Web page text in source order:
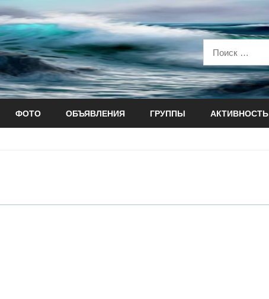
ФОТО ОБЪЯВЛЕНИЯ ГРУППЫ АКТИВНОСТЬ